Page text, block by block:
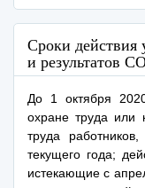
Сроки действия
и результатов
До 1 октября
охране труда или
труда
текущего года;
истекающие с